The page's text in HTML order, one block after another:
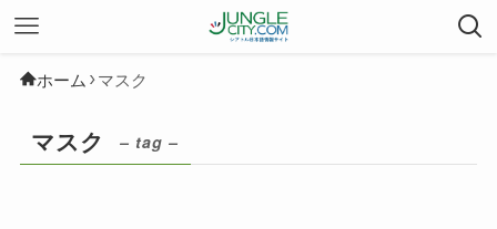
ホーム マスク
マスク – tag –